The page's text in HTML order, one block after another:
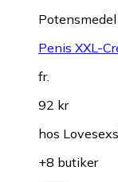
Potensmedel
Penis XXL-
fr.
92 kr
hos
+8 butiker